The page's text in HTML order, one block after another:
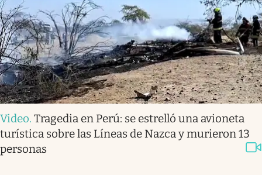
Video. Tragedia en Perú: se estrelló una avioneta
turística sobre las Líneas de Nazca y murieron 13
personas